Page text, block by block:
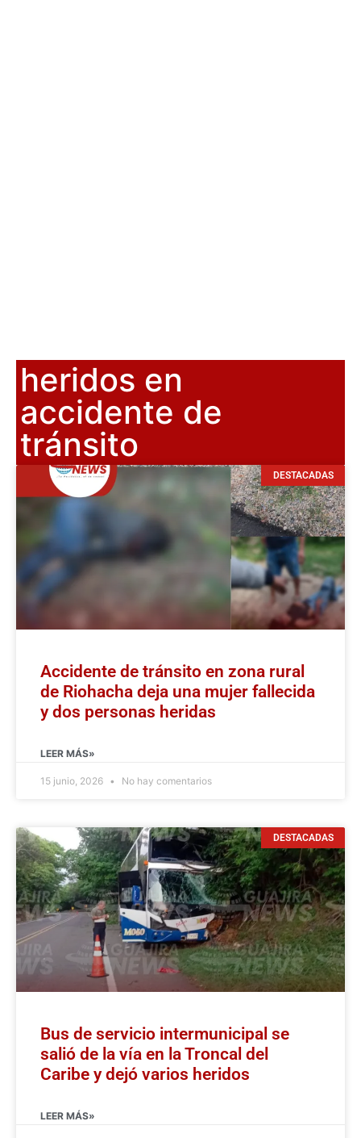
heridos en
accidente de
tránsito
DESTACADAS
Accidente de tránsito en zona rural
de Riohacha deja una mujer fallecida
y dos personas heridas
LEER MÁS»
15 junio, 2026 No hay comentarios
DESTACADAS
Bus de servicio intermunicipal se
salió de la vía en la Troncal del
Caribe y dejó varios heridos
LEER MÁS»